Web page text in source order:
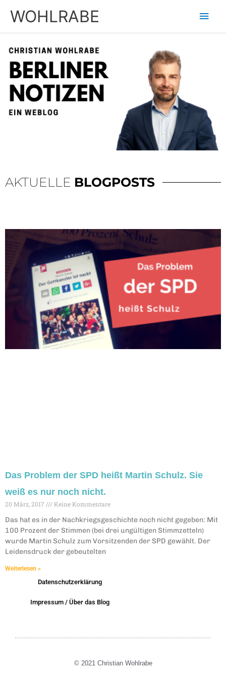
InhaltWOHLRABE
AKTUELLE BLOGPOSTS
Das Problem der SPD heißt Martin Schulz. Sie
weiß es nur noch nicht.
20 März, 2017 Keine Kommentare
Das hat es in der Nachkriegsgeschichte noch nicht gegeben: Mit
100 Prozent der Stimmen (bei drei ungültigen Stimmzetteln)
wurde Martin Schulz zum Vorsitzenden der SPD gewählt. Der
Leidensdruck der gebeutelten
Weiterlesen »
Datenschutzerklärung
Impressum / Über das Blog
© 2021 Christian Wohlrabe